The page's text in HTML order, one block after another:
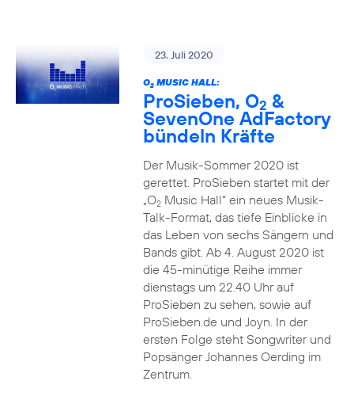
23. Juli 2020
O2MUSIC HALL:
ProSieben, O2 &
SevenOne AdFactory
bündeln Kräfte
Der Musik-Sommer 2020 ist
gerettet. ProSieben startet mit der
„O2Music Hall“ ein neues Musik-
Talk-Format, das tiefe Einblicke in
das Leben von sechs Sängern und
Bands gibt. Ab 4. August 2020 ist
die 45-minütige Reihe immer
dienstags um 22.40 Uhr auf
ProSieben zu sehen, sowie auf
ProSieben.de und Joyn. In der
ersten Folge steht Songwriter und
Popsänger Johannes Oerding im
Zentrum.